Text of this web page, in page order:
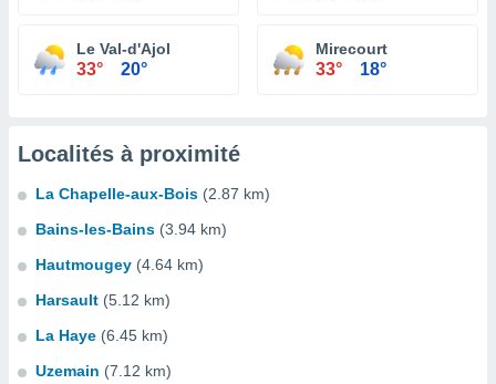
Le Val-d'Ajol
33° 20°
Mirecourt
33° 18°
Localités à proximité
La Chapelle-aux-Bois (2.87 km)
Bains-les-Bains (3.94 km)
Hautmougey (4.64 km)
Harsault (5.12 km)
La Haye (6.45 km)
Uzemain (7.12 km)